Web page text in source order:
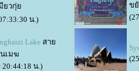
ยวกุ่
น.)
ข
Lake สา
เมฆ
20:44:18 น.)